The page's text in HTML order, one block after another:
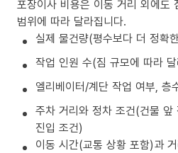
포장이사 비용은 이동 거리 외에도
범위에 따라 달라집니다.
실제 물건량(평수보다 더 정확
작업 인원 수(짐 규모에 따라
엘리베이터/계단 작업 여부, 층
주차 거리와 정차 조건(건물
진입 조건)
이동 시간(교통 상황 포함)과